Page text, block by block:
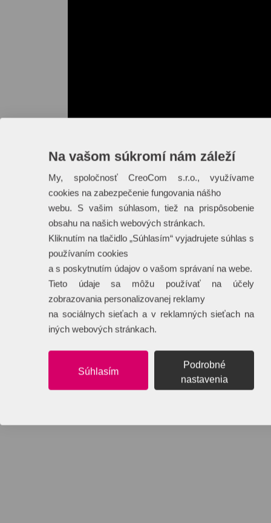
Na vašom súkromí nám záleží
My, spoločnosť CreoCom s.r.o., využívame
cookies na zabezpečenie fungovania nášho
webu. S vašim súhlasom, tiež na prispôsobenie
obsahu na našich webových stránkach.
Kliknutím na tlačidlo „Súhlasím“ vyjadrujete súhlas s
používaním cookies
a s poskytnutím údajov o vašom správaní na webe.
Tieto údaje sa môžu používať na účely
zobrazovania personalizovanej reklamy
na sociálnych sieťach a v reklamných sieťach na
iných webových stránkach.
Súhlasím
Podrobné
nastavenia